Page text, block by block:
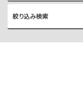
絞り込み検索